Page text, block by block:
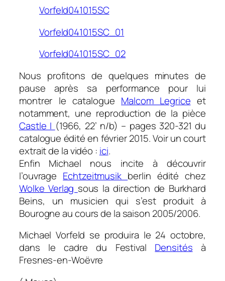
Vorfeld041015SC
Vorfeld041015SC_01
Vorfeld041015SC_02
Nous profitons de quelques minutes de
pause après sa performance pour lui
montrer le catalogue Malcom Legrice et
notamment, une reproduction de la pièce
Castle I (1966, 22’ n/b) – pages 320-321 du
catalogue édité en février 2015. Voir un court
extrait de la vidéo : ici.
Enfin Michael nous incite à découvrir
l’ouvrage Echtzeitmusik berlin édité chez
Wolke Verlag sous la direction de Burkhard
Beins, un musicien qui s’est produit à
Bourogne au cours de la saison 2005/2006.
Michael Vorfeld se produira le 24 octobre,
dans le cadre du Festival Densités à
Fresnes-en-Woëvre